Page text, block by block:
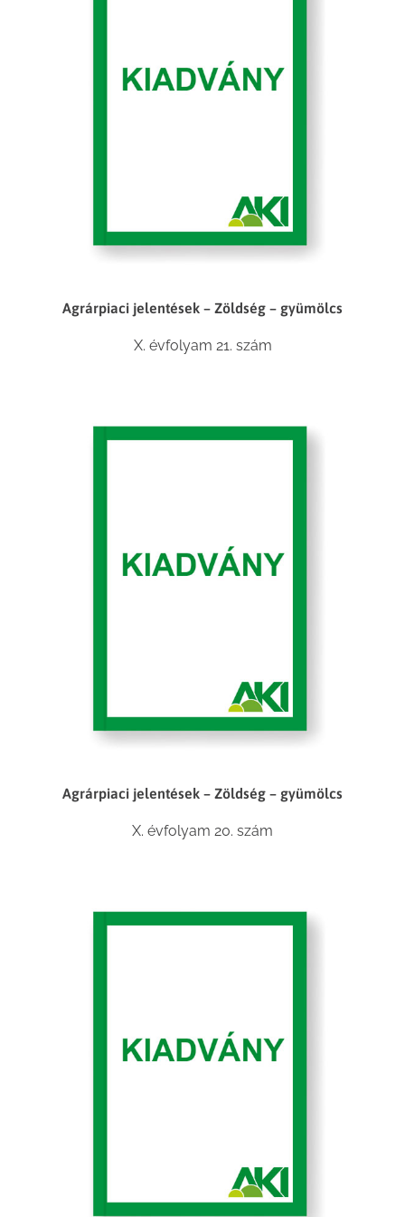
Agrárpiaci jelentések – Zöldség – gyümölcs
X. évfolyam 21. szám
Agrárpiaci jelentések – Zöldség – gyümölcs
X. évfolyam 20. szám